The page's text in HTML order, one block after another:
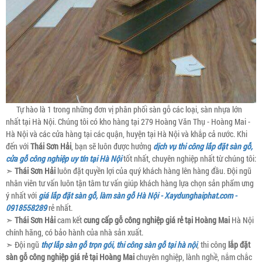
Tự hào là 1 trong những đơn vị phân phối sàn gỗ các loại, sàn nhựa lớn
nhất tại Hà Nội. Chúng tôi có kho hàng tại 279 Hoàng Văn Thụ - Hoàng Mai -
Hà Nội và các cửa hàng tại các quận, huyện tại Hà Nội và khắp cả nước. Khi
đến vớiThái Sơn Hải, bạn sẽ luôn được hưởng dịch vụ thi công lắp đặt sàn gỗ,
cửa gỗ công nghiệp uy tín tại Hà Nộitốt nhất, chuyên nghiệp nhất từ chúng tôi:
➣ Thái Sơn Hải luôn đặt quyền lợi của quý khách hàng lên hàng đầu. Đội ngũ
nhân viên tư vấn luôn tận tâm tư vấn giúp khách hàng lựa chọn sản phẩm ưng
ý nhất với giá lắp đặt sàn gỗ, làm sàn gỗ Hà Nội - Xaydunghaiphat.com -
0918558289rẻ nhất.
➣ Thái Sơn Hảicam kếtcung cấp gỗ công nghiệp giá rẻ tại Hoàng Mai Hà Nội
chính hãng, có bảo hành của nhà sản xuất.
➣ Đội ngũ thợ lắp sàn gỗ trọn gói, thi công sàn gỗ tại hà nội, thi công lắp đặt
sàn gỗ công nghiệp giá rẻ tại Hoàng Maichuyên nghiệp, lành nghề, nắm chắc